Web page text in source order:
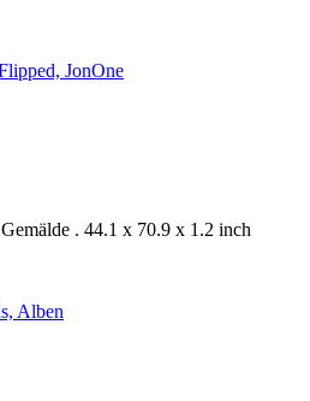
Gemälde . 44.1 x 70.9 x 1.2 inch